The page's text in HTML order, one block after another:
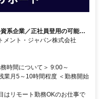
系企業／正社員登用の可能性
理財務
メント・ジャパン株式会社
時間について＞ 9:00～
月5～10時間程度 ＜勤務開始
はリモート勤務OKのお仕事で